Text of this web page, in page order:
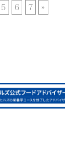
5 6 7 »